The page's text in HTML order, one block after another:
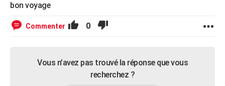
bon voyage
Commenter 0
Vous n’avez pas trouvé la réponse que vous
recherchez ?